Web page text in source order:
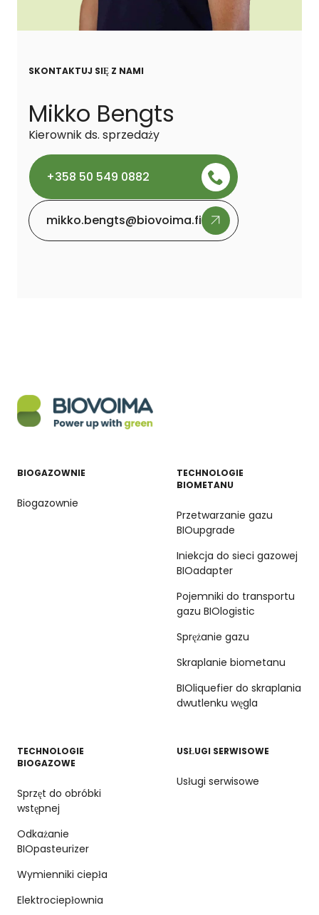
SKONTAKTUJ SIĘ Z NAMI
Mikko Bengts
Kierownik ds. sprzedaży
+358 50 549 0882
mikko.bengts@biovoima.fi
BIOGAZOWNIE
Biogazownie
TECHNOLOGIE
BIOMETANU
Przetwarzanie gazu
BIOupgrade
Iniekcja do sieci gazowej
BIOadapter
Pojemniki do transportu
gazu BIOlogistic
Sprężanie gazu
Skraplanie biometanu
BIOliquefier do skraplania
dwutlenku węgla
TECHNOLOGIE
BIOGAZOWE
Sprzęt do obróbki
wstępnej
Odkażanie
BIOpasteurizer
Wymienniki ciepła
Elektrociepłownia
USŁUGI SERWISOWE
Usługi serwisowe